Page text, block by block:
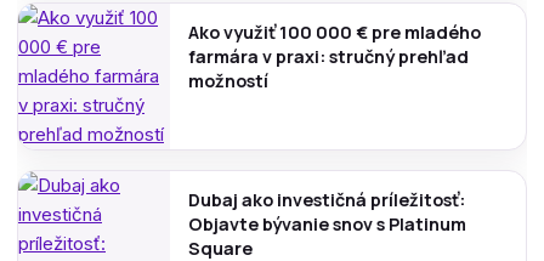
Ako využiť 100 000 € pre mladého
farmára v praxi: stručný prehľad
možností
Dubaj ako investičná príležitosť:
Objavte bývanie snov s Platinum
Square